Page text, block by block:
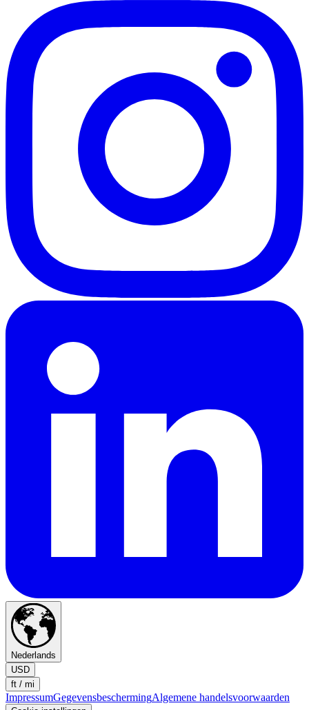
Nederlands
USD
ft / mi
ImpressumGegevensbeschermingAlgemene handelsvoorwaarden